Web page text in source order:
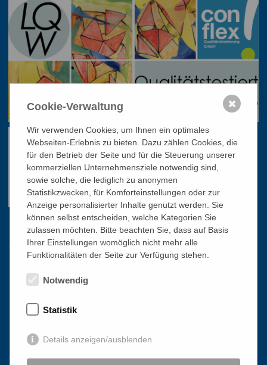
Links
NEWSLETTER
PRESSE
IMPRESSUM
AGB
Cookie-Verwaltung
Wir verwenden Cookies, um Ihnen ein optimales
Webseiten-Erlebnis zu bieten. Dazu zählen Cookies, die
für den Betrieb der Seite und für die Steuerung unserer
kommerziellen Unternehmensziele notwendig sind,
sowie solche, die lediglich zu anonymen
Statistikzwecken, für Komforteinstellungen oder zur
Anzeige personalisierter Inhalte genutzt werden. Sie
können selbst entscheiden, welche Kategorien Sie
zulassen möchten. Bitte beachten Sie, dass auf Basis
Ihrer Einstellungen womöglich nicht mehr alle
Funktionalitäten der Seite zur Verfügung stehen.
Notwendig
Statistik
Details anzeigen/ausblenden
✖